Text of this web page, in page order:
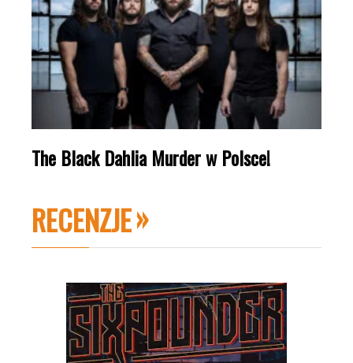
The Black Dahlia Murder w Polsce!
RECENZJE